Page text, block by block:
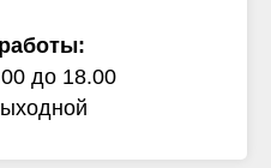
до 18.00